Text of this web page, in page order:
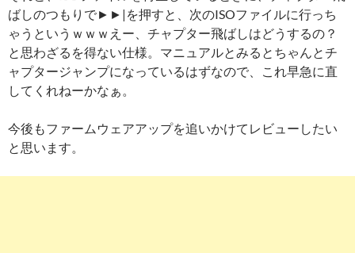
ばしのつもりで►►|を押すと、次のISOファイルに行っち
ゃうというｗｗｗえー、チャプター飛ばしはどうするの？
と思わざるを得ない仕様。マニュアルとみるとちゃんとチ
ャプタージャンプになっているはずなので、これ早急に直
してくれねーかなぁ。
今後もファームウェアアップを追いかけてレビューしたい
と思います。